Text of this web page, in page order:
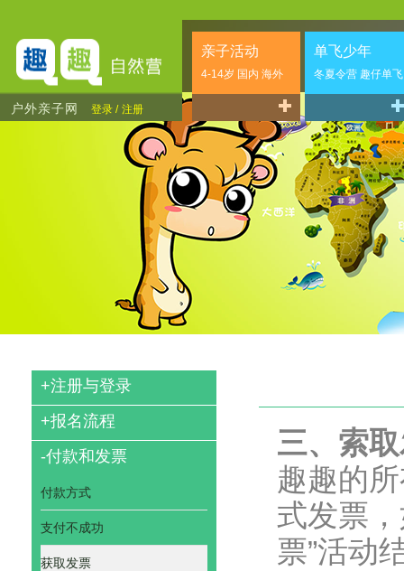
亲子活动
4-14岁 国内 海外
单飞少年
冬夏令营 趣仔单飞
户外亲子网 登录 / 注册
+注册与登录
+报名流程
-付款和发票
付款方式
支付不成功
获取发票
三、索
趣趣的
式发票
票”活动